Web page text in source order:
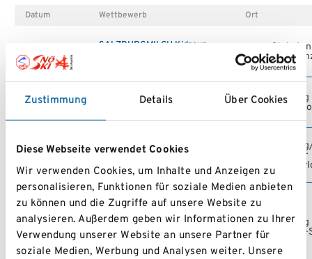
Zustimmung Details Über Cookies
Diese Webseite verwendet Cookies
Wir verwenden Cookies, um Inhalte und Anzeigen zu
personalisieren, Funktionen für soziale Medien anbieten
zu können und die Zugriffe auf unsere Website zu
analysieren. Außerdem geben wir Informationen zu Ihrer
Verwendung unserer Website an unsere Partner für
soziale Medien, Werbung und Analysen weiter. Unsere
Datum Wettbewerb Ort
29.03.2026
SALZBURGMILCH Kidscup
St.
/
22.03.2026
HISENSE NÖ KINDER
Göstling
22.03.2026
NÖ KINDER
Hochkar
21.03.2026
SKIBEZIRKSMEISTERSCHAFT
WEST INTERSPORT
WINNINGER BAMBINICUP
RAIBA MITTLERES
MOSTVIERTEL KINDERC
Göstling